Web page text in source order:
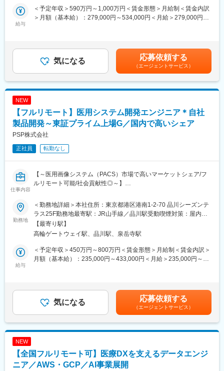
■待遇・手当
ます。
■キャリア
富士フイルムグループの育成制度「＋STORY」で成長をサポー
ト。ジョブローテーションや研修でキャリアの幅を広げられま
変更の範囲：会社の定める業務
製品の販売、サービスの提供を通じて医療現場の改題を解決する
ことで医療に貢献し、テルモブランドを育成することがミッショ
ンです。
・担当製品の販売活動、各種販促イベントの企画運営
・製品適正使用のための技術サポート（手術の立会いあり）
・製品適正使用に必要となる文献・資料・製品関連情報の提供
■担当製品：
心臓や下肢の血管の病気に対し、カテーテルを用いて治療する
「バスキュラーインターベンション（血管内カテーテル治療）」
や、血管内の状態を診るための「イメージング（画像診断）」、
肝臓がんの化学療法「インターベンショナルオンコロジー」に関
にやさしい治療（低侵襲治療）の発展に貢献しています。
＜製品詳細＞
■配属エリア：
国内支店のいずれかの配属となります。それぞれ在籍拠点をベー
スにチームでエリアを担当しています。業務を通じた「感動」と
「成長」を大事にする職場でチーム活動を重視した風土です。
■担当に関して：
治療部位や手順に合わせて多様な製品を展開する中で、患者さん
には治療効果とQOLの向上を、ドクターには手技において最大限
ます。中でもMRは製品情報提供のみならず、販売した医療機器が
やりがいを感じられます。
ートワーク含む）
給与
＜予定年収＞590万円～1,000万円＜賃金形態＞月給制＜賃金内訳
＞月額（基本給）：279,000円～534,000円＜月給＞279,000円～
はあくまでも目安の金額であり、選考を通じて上下する可能性が
あります。月給(月額)は固定手当を含めた表記です。
気になる 応募依頼する
（エージェントサービス）
NEW
【フルリモート】医用システム開発エンジニア＊自社
製品開発～東証プライム上場G／国内で高いシェア
PSP株式会社
正社員 転勤なし
仕事内容
【～医用画像システム（PACS）市場で高いマーケットシェア/フ
ルリモート可能/社会貢献性◎～】
当社が開発している医用システムにおいて、病院のオーダー情報
を取得し、DICOM変換して検査装置に情報提供する製品（サーバ
ーサイド）の開発・保守を担当していただきます。全国どこから
でもフルリモートワークが可能で、医療従事者の負荷を軽減し、
より多くの患者さんを診るサポートを一緒に行いましょう。
■職務詳細：
・病院のオーダー情報をDICOM変換するシステムの開発
■組織体制：
当社の技術本部第2開発部製品開発4課に配属されます。技術者同
士の連携を大切にし、チーム全体で製品の品質向上を目指してい
■当社の特徴：
◇東証プライム市場に上場する「テクマトリックス株式会社」医
勤務地
＜勤務地詳細＞本社住所：東京都港区港南1-2-70 品川シーズンテ
ラス25F勤務地最寄駅：JR山手線／品川駅受動喫煙対策：屋内喫
煙可能場所あり変更の範囲：会社の定める事業所（リモートワー
ク含む）
【最寄り駅】
高輪ゲートウェイ駅、品川駅、泉岳寺駅
給与
＜予定年収＞450万円～800万円＜賃金形態＞月給制＜賃金内訳＞
月額（基本給）：235,000円～433,000円＜月給＞235,000円～
年2回※基準額：約4.1ヶ月分/年（業績により変動あり）賃金はあ
くまでも目安の金額であり、選考を通じて上下する可能性があり
ます。月給(月額)は固定手当を含めた表記です。
気になる 応募依頼する
（エージェントサービス）
NEW
【全国フルリモート可】医療DXを支えるデータエンジ
ニア／AWS・GCP／AI事業展開